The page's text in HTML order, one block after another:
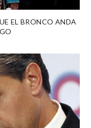
EL BRONCO ANDA